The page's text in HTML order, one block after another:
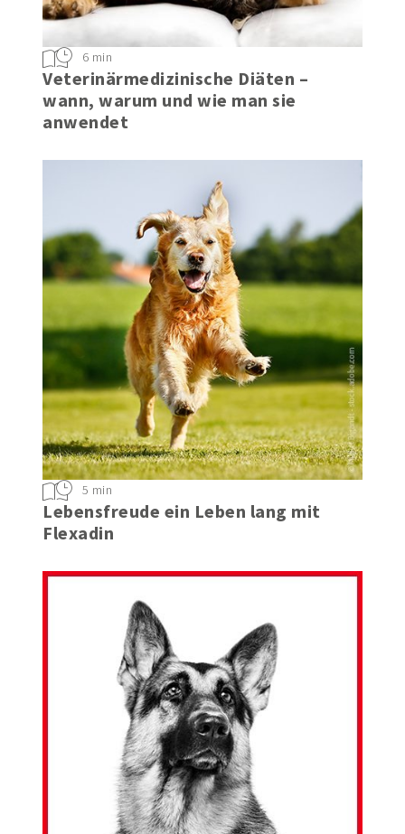
Veterinärmedizinische Diäten –
wann, warum und wie man sie
anwendet
6 min
Lebensfreude ein Leben lang mit
Flexadin
5 min